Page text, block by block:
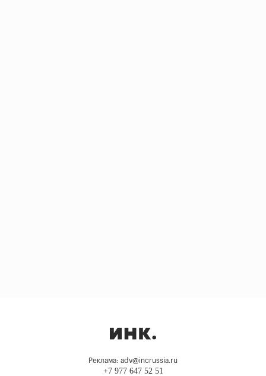
Реклама: adv@incrussia.ru
+7 977 647 52 51